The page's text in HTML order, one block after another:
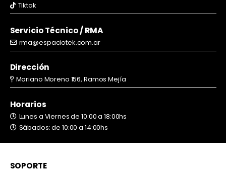
Tiktok
Servicio Técnico / RMA
rma@espaciotek.com.ar
Dirección
Mariano Moreno 156, Ramos Mejía
Horarios
Lunes a Viernes de 10:00 a 18:00hs
Sábados: de 10:00 a 14:00hs
SOPORTE